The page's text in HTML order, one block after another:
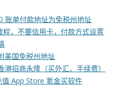
账单付款地址为免税州地址
，不要信用卡，付款方式设置
美国免税州地址
招商永隆（买外汇、手续费）
App Store 氪金买软件